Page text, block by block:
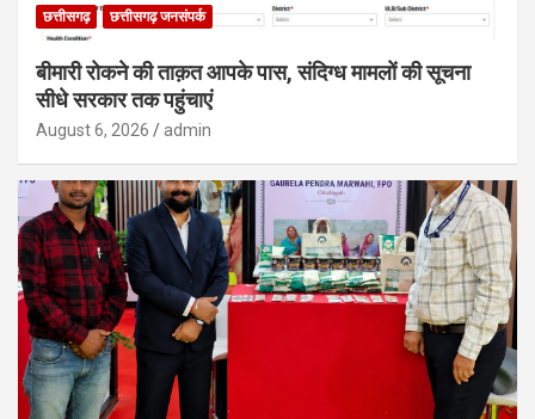
छत्तीसगढ़ छत्तीसगढ़ जनसंपर्क
बीमारी रोकने की ताक़त आपके पास, संदिग्ध मामलों की सूचना
सीधे सरकार तक पहुंचाएं
August 6, 2026 admin